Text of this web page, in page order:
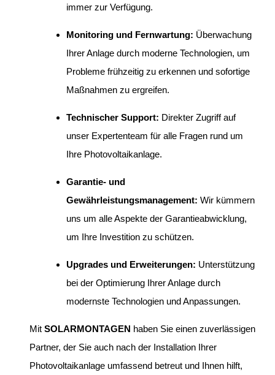
immer zur Verfügung.
Monitoring und Fernwartung: Überwachung
Ihrer Anlage durch moderne Technologien, um
Probleme frühzeitig zu erkennen und sofortige
Maßnahmen zu ergreifen.
Technischer Support: Direkter Zugriff auf
unser Expertenteam für alle Fragen rund um
Ihre Photovoltaikanlage.
Garantie- und
Gewährleistungsmanagement: Wir kümmern
uns um alle Aspekte der Garantieabwicklung,
um Ihre Investition zu schützen.
Upgrades und Erweiterungen: Unterstützung
bei der Optimierung Ihrer Anlage durch
modernste Technologien und Anpassungen.
Mit SOLARMONTAGEN haben Sie einen zuverlässigen
Partner, der Sie auch nach der Installation Ihrer
Photovoltaikanlage umfassend betreut und Ihnen hilft,